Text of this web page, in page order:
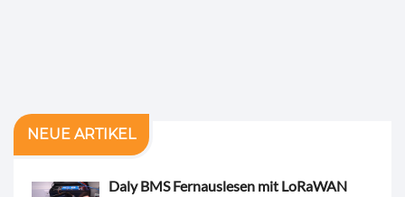
NEUE ARTIKEL
Daly BMS Fernauslesen mit LoRaWAN